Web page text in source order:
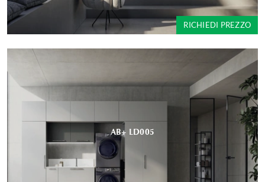
RICHIEDI PREZZO
AB+ LD005